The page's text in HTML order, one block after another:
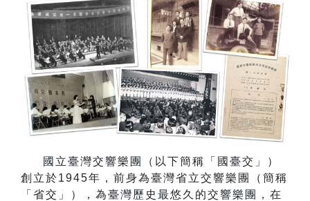
國立臺灣交響樂團（以下簡稱「國臺交」）
創立於1945年，前身為臺灣省立交響樂團（簡稱
「省交」），為臺灣歷史最悠久的交響樂團，在